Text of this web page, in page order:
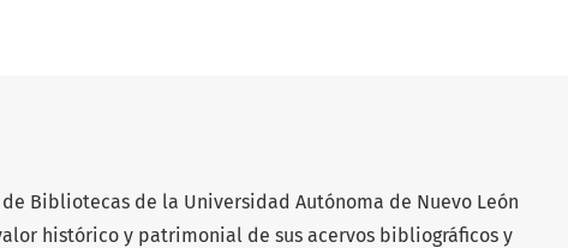
Bibliotecas de la Universidad Autónoma de Nuevo León
histórico y patrimonial de sus acervos bibliográficos y